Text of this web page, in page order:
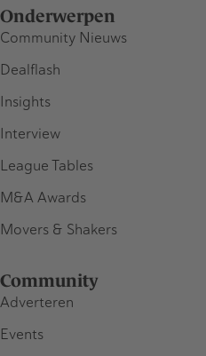
Onderwerpen
Community Nieuws
Dealflash
Insights
Interview
League Tables
M&A Awards
Movers & Shakers
Community
Adverteren
Events